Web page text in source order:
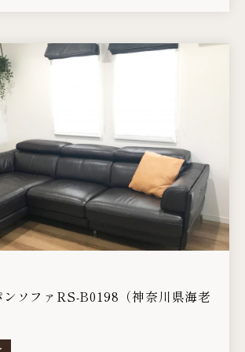
ンソファRS-B0198（神奈川県海老